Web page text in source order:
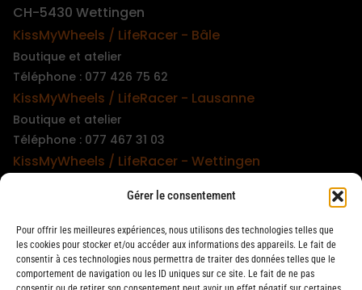
Gérer le consentement
Pour offrir les meilleures expériences, nous utilisons des technologies telles que
les cookies pour stocker et/ou accéder aux informations des appareils. Le fait de
consentir à ces technologies nous permettra de traiter des données telles que le
comportement de navigation ou les ID uniques sur ce site. Le fait de ne pas
CH-5430 Wettingen
KissMyWheels / LifeRacer - Bâle
Boutique et atelier
Téléphone : 077 426 75 62
KissMyWheels / LifeRacer - Lausanne
Boutique et atelier
Téléphone : 077 467 31 03
KissMyWheels / LifeRacer - Wettingen
Téléphone : 079 747 00 36
KissMyWheels / LifeRacer - Zürich Unterstrass
Boutique et atelier
Téléphone : 078 261 06 40